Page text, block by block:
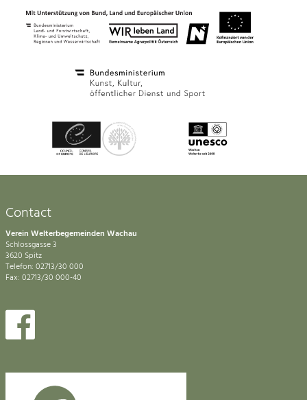
Contact
Verein Welterbegemeinden Wachau
Schlossgasse 3
3620 Spitz
Telefon: 02713/30 000
Fax: 02713/30 000-40